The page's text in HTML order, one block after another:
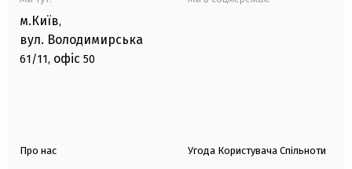
м.Київ,
вул. Володимирська
61/11, офіс 50
Про нас Угода Користувача Спільноти